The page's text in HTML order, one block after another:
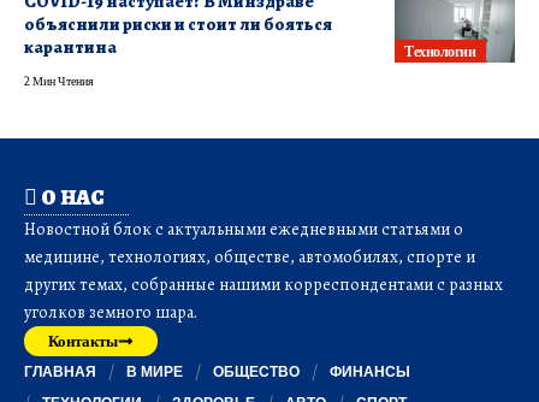
Технологии
объяснили риски и стоит ли бояться
карантина
2 Мин Чтения
О НАС
Новостной блок с актуальными ежедневными статьями о
медицине, технологиях, обществе, автомобилях, спорте и
других темах, собранные нашими корреспондентами с разных
уголков земного шара.
Контакты
ГЛАВНАЯ В МИРЕ ОБЩЕСТВО
ФИНАНСЫ